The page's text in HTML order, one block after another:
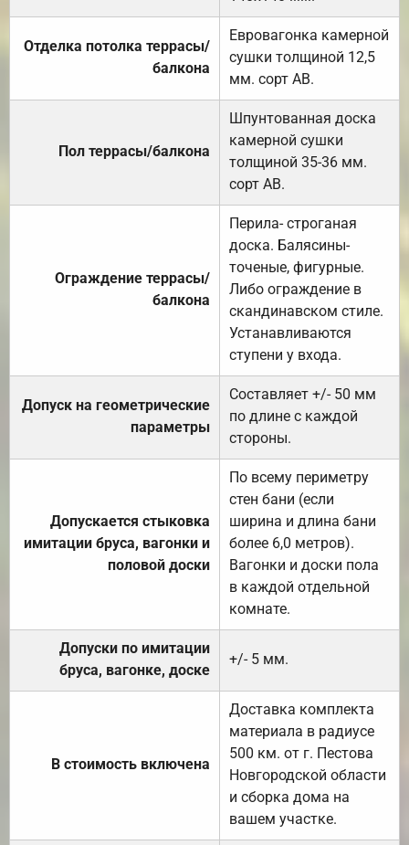
Отделка потолка террасы/
балкона
Евровагонка камерной
сушки толщиной 12,5
мм. сорт АВ.
Пол террасы/балкона
Шпунтованная доска
камерной сушки
толщиной 35-36 мм.
сорт АВ.
Ограждение террасы/
балкона
Перила- строганая
доска. Балясины-
точеные, фигурные.
Либо ограждение в
скандинавском стиле.
Устанавливаются
ступени у входа.
Допуск на геометрические
параметры
Составляет +/- 50 мм
по длине с каждой
стороны.
Допускается стыковка
имитации бруса, вагонки и
половой доски
По всему периметру
стен бани (если
ширина и длина бани
более 6,0 метров).
Вагонки и доски пола
в каждой отдельной
комнате.
Допуски по имитации
бруса, вагонке, доске
+/- 5 мм.
В стоимость включена
Доставка комплекта
материала в радиусе
500 км. от г. Пестова
Новгородской области
и сборка дома на
вашем участке.